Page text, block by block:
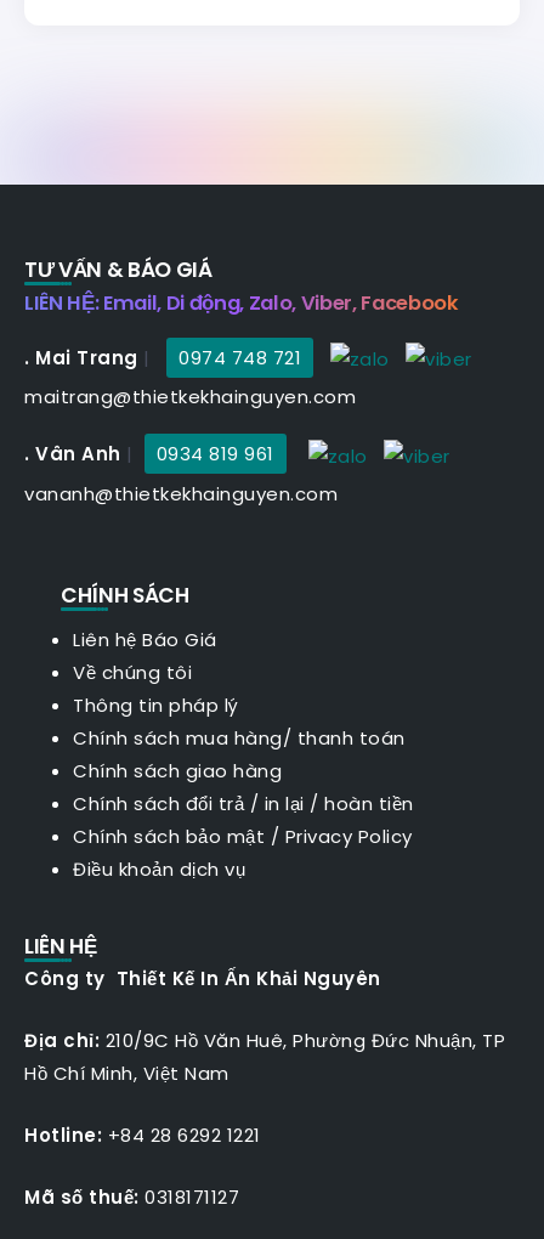
TƯ VẤN & BÁO GIÁ
LIÊN HỆ: Email, Di động, Zalo, Viber, Facebook
. Mai Trang |
0974 748 721
maitrang@thietkekhainguyen.com
. Vân Anh |
0934 819 961
vananh@thietkekhainguyen.com
CHÍNH SÁCH
Liên hệ Báo Giá
Về chúng tôi
Thông tin pháp lý
Chính sách mua hàng/ thanh toán
Chính sách giao hàng
Chính sách đổi trả / in lại / hoàn tiền
Chính sách bảo mật / Privacy Policy
Điều khoản dịch vụ
LIÊN HỆ
Công ty Thiết Kế In Ấn Khải Nguyên
Địa chỉ: 210/9C Hồ Văn Huê, Phường Đức Nhuận, TP
Hồ Chí Minh, Việt Nam
Hotline: +84 28 6292 1221
Mã số thuế: 0318171127